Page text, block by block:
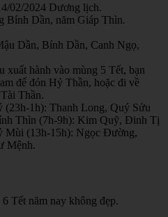
02/2024 Dương lịch.
Bính Dần, năm Giáp Thìn.
Dần, Bính Dần, Canh Ngọ,
xuất hành vào mùng 5 Tết, bạn
để đón Hỷ Thần, hoặc đi về
Thần.
(23h-1h): Thanh Long, Quý Sửu
Thìn (7h-9h): Kim Quỹ, Đinh Tị
Mùi (13h-15h): Ngọc Đường,
Mệnh.
Tết năm nay không đẹp.